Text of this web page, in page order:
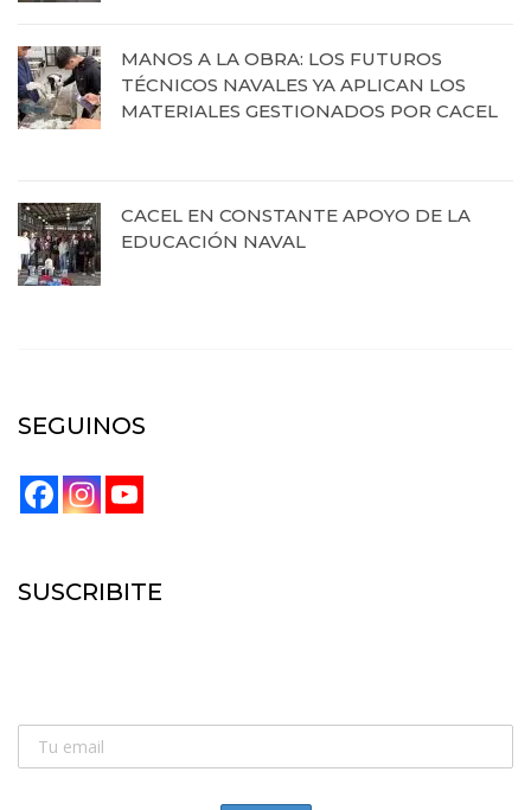
MANOS A LA OBRA: LOS FUTUROS
TÉCNICOS NAVALES YA APLICAN LOS
MATERIALES GESTIONADOS POR CACEL
CACEL EN CONSTANTE APOYO DE LA
EDUCACIÓN NAVAL
SEGUINOS
SUSCRIBITE